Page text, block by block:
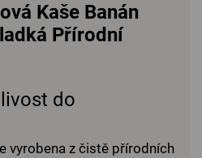
Kaše Banán
Přírodní
do
vyrobena z čistě přírodních